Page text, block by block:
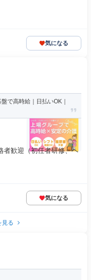
気になる
で高時給｜日払いOK｜
歓迎（初任者研修、ヘ
気になる
見る